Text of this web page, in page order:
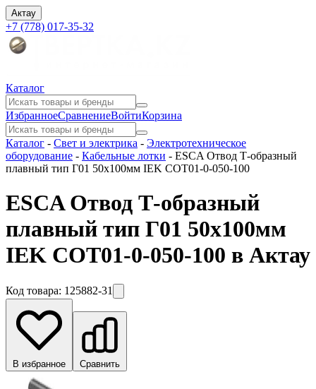
Актау
+7 (778) 017-35-32
Каталог
ИзбранноеСравнениеВойтиКорзина
Каталог - Свет и электрика - Электротехническое
оборудование - Кабельные лотки - ESCA Отвод Т-образный
плавный тип Г01 50х100мм IEK COT01-0-050-100
ESCA Отвод Т-образный
плавный тип Г01 50х100мм
IEK COT01-0-050-100 в Актау
Код товара: 125882-31
В избранное Сравнить